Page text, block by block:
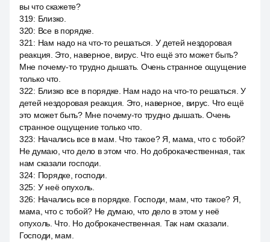
вы что скажете?
319: Близко.
320: Все в порядке.
321 : Нам надо на что-то решаться. У детей нездоровая
реакция. Это, наверное, вирус. Что ещё это может быть?
Мне почему-то трудно дышать. Очень странное ощущение
только что.
322: Близко все в порядке. Нам надо на что-то решаться. У
детей нездоровая реакция. Это, наверное, вирус. Что ещё
это может быть? Мне почему-то трудно дышать. Очень
странное ощущение только что.
323: Начались все в мам. Что такое? Я, мама, что с тобой?
Не думаю, что дело в этом что. Но доброкачественная, так
нам сказали господи.
324: Порядке, господи.
325: У неё опухоль.
326: Начались все в порядке. Господи, мам, что такое? Я,
мама, что с тобой? Не думаю, что дело в этом у неё
опухоль. Что. Но доброкачественная. Так нам сказали.
Господи, мам.